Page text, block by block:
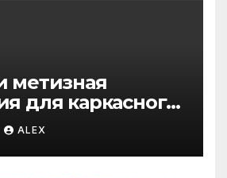
метизная
для каркасного
от
до анкеров
ALEX